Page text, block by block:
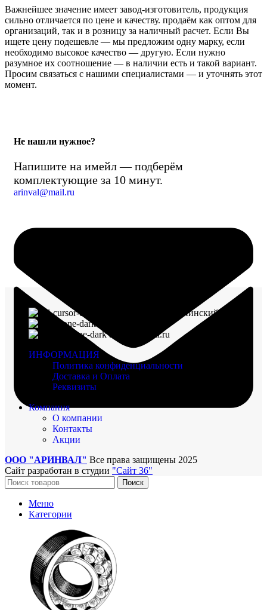
Важнейшее значение имеет завод-изготовитель, продукция
сильно отличается по цене и качеству. продаём как оптом для
организаций, так и в розницу за наличный расчет. Если Вы
ищете цену подешевле — мы предложим одну марку, если
необходимо высокое качество — другую. Если нужно
разумное их соотношение — в наличии есть и такой вариант.
Просим связаться с нашими специалистами — и уточнять этот
момент.
Не нашли нужное?
Напишите на имейл — подберём
комплектующие за 10 минут.
arinval@mail.ru
г. Воронеж, пр-кт Ленинский, д. 221
arinval@mail.ru
ИНФОРМАЦИЯ
Политика конфиденциальности
Доставка и Оплата
Реквизиты
Компания
О компании
Контакты
Акции
ООО "АРИНВАЛ" Все права защищены 2025
Сайт разработан в студии "Сайт 36"
Поиск
Меню
Категории